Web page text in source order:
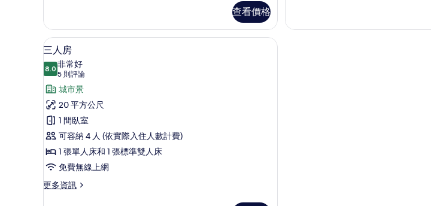
片
雙
床
房
詳
查看價格
所
標
顯
示
三
人
房
的
所
有
相
片
10
三人房
8.08.0 分，滿分 10 分
非常好
5 則評論
(5
則
評
論)
城市景
20 平方公尺
1 間臥室
可容納 4 人 (依實際入住人數計費)
1 張單人床和 1 張標準雙人床
免費無線上網
更多資訊
更